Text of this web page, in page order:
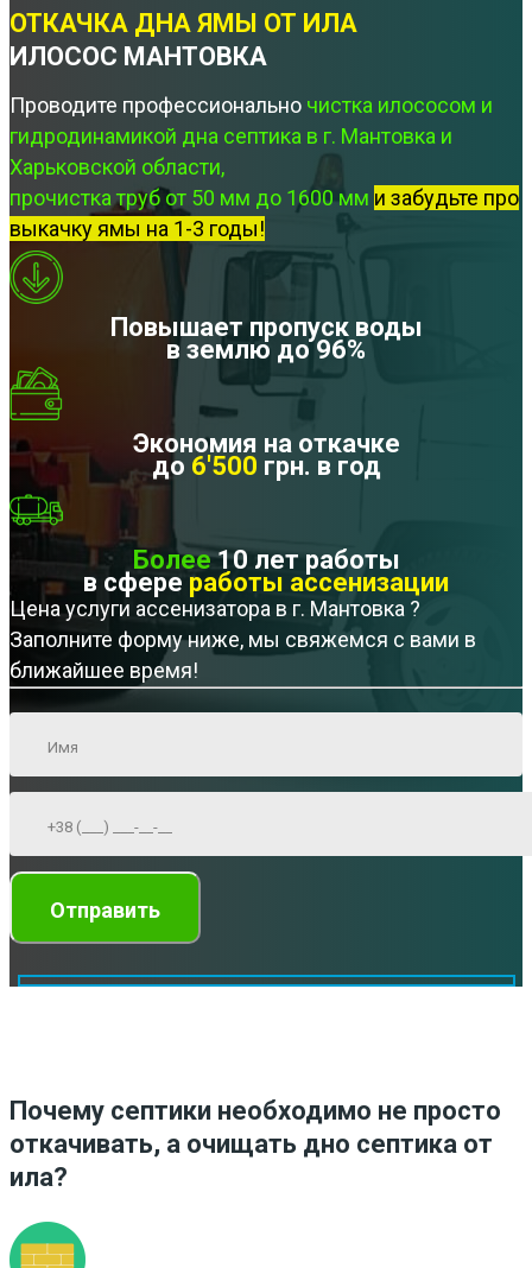
ОТКАЧКА ДНА ЯМЫ ОТ ИЛА
ИЛОСОС МАНТОВКА
Проводите профессионально чистка илососом и
гидродинамикой дна септика в г. Мантовка и
Харьковской области,
прочистка труб от 50 мм до 1600 мм и забудьте про
выкачку ямы на 1-3 годы!
Повышает пропуск воды
в землю до 96%
Экономия на откачке
до 6'500 грн. в год
Более10 лет работы
в сфере работы ассенизации
Цена услуги ассенизатора в г. Мантовка ?
Заполните форму ниже, мы свяжемся с вами в
ближайшее время!
Почему септики необходимо не просто
откачивать, а очищать дно септика от
ила?